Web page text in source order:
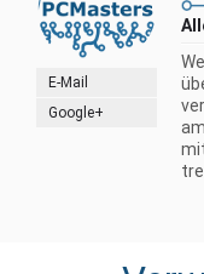
E-Mail
Google+